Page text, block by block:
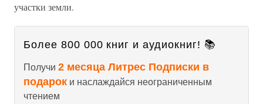
участки земли.
Более 800 000 книг и аудиокниг! 📚
Получи 2 месяца Литрес Подписки в
подарок и наслаждайся неограниченным
чтением